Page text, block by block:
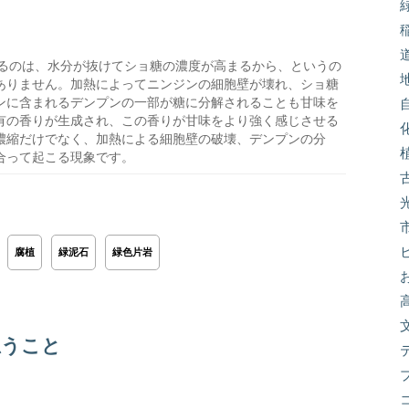
のは、水分が抜けてショ糖の濃度が高まるから、というの
ません。加熱によってニンジンの細胞壁が壊れ、ショ糖
含まれるデンプンの一部が糖に分解されることも甘味を
香りが生成され、この香りが甘味をより強く感じさせる
だけでなく、加熱による細胞壁の破壊、デンプンの分
て起こる現象です。
腐植 緑泥石 緑色片岩
こと